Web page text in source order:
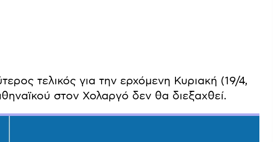
τελικός για την ερχόμενη Κυριακή (19/4,
στον Χολαργό δεν θα διεξαχθεί.